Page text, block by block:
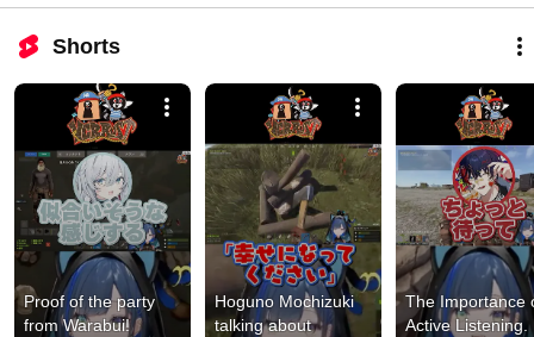
Shorts
Proof of the party
from Warabui!
Hoguno Mochizuki
talking about
The Importance
Active Listening.